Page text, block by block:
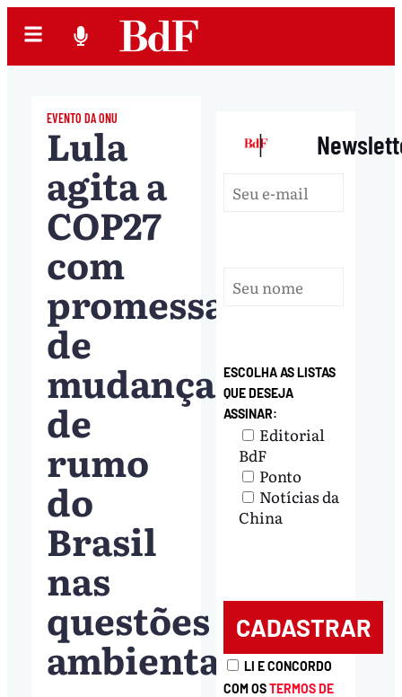
EVENTO DA ONU
Lula
agita a
COP27
com
promessa
de
mudança
de
rumo
do
Brasil
nas
questões
ambientais
|
ESCOLHA AS LISTAS
QUE DESEJA
ASSINAR:
Editorial
BdF
Ponto
Notícias da
China
LI E CONCORDO
COM OSTERMOS DE